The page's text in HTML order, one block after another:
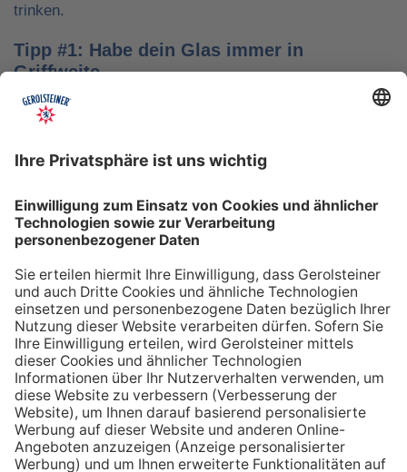
trinken.
Tipp #1: Habe dein Glas immer in
Griffweite
Ob bei der Arbeit oder während der Freizeit: Wasser
nicht vergisst. Denke daran, auch unterwegs immer
etwas Wasser dabei zu haben. Kleine PET-Flaschen mit
hinnehmen.
Tipp #2: Trinke direkt nach dem Aufstehen
Über Nacht verliert dein Körper Flüssigkeit. Um gut in
den Tag zu starten, solltest du deshalb direkt nach dem
Aufstehen ein großes Glas Wasser trinken. Stelle dir
zum Beispiel eine Flasche Mineralwasser direkt ans
Bett, damit du dieses kleine Morgenritual sofort
durchführen kannst.
Tipp #3: Vor und während jeder Mahlzeit
ein Glas Wasser trinken